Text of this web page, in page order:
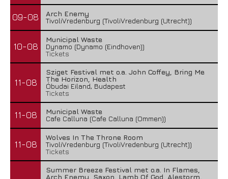
09-08
Arch Enemy
TivoliVredenburg (TivoliVredenburg (Utrecht))
10-08
Municipal Waste
Dynamo (Dynamo (Eindhoven))
Tickets
11-08
Sziget Festival met o.a. John Coffey, Bring Me
The Horizon, Health
Óbudai Eiland, Budapest
Tickets
11-08
Municipal Waste
Cafe Calluna (Cafe Calluna (Ommen))
11-08
Wolves In The Throne Room
TivoliVredenburg (TivoliVredenburg (Utrecht))
Tickets
Summer Breeze Festival met o.a. In Flames,
Arch Enemy, Saxon, Lamb Of God, Alestorm,